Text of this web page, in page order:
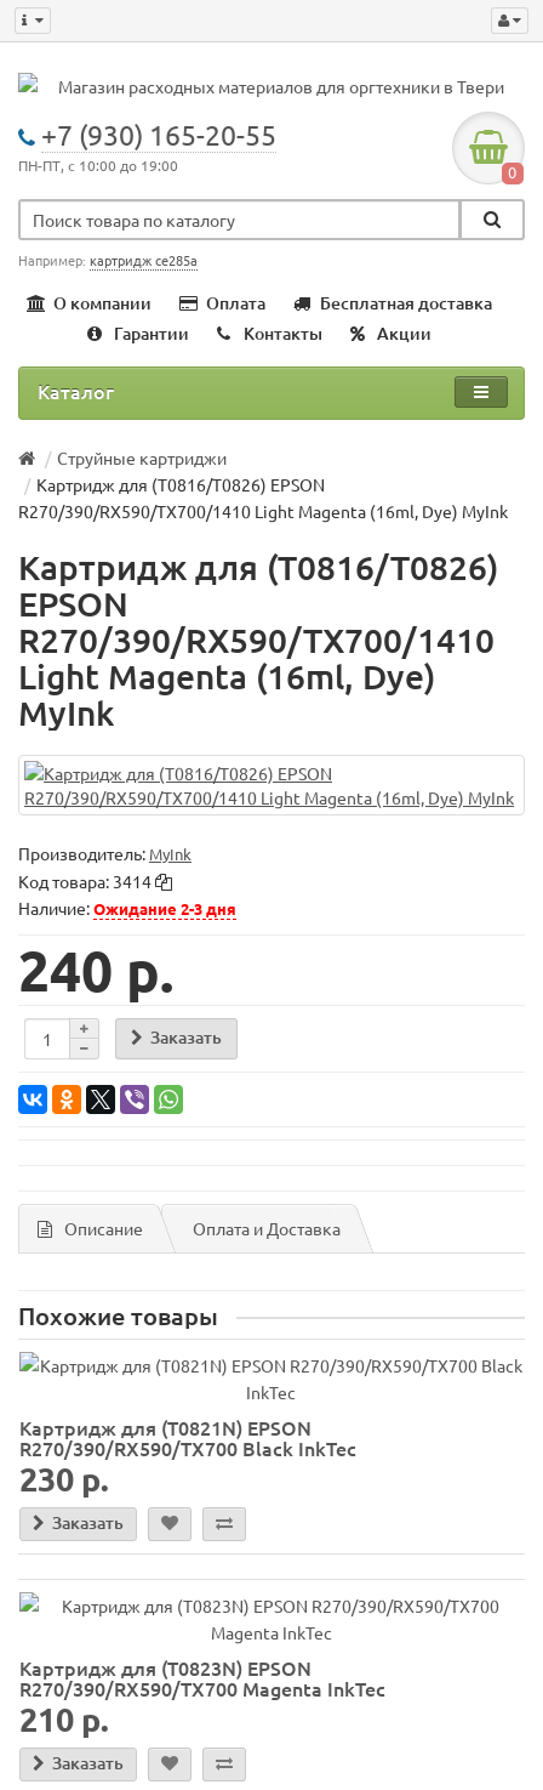
+7 (930) 165-20-55
ПН-ПТ, с 10:00 до 19:00 0
Например: картридж ce285a
О компании Оплата
Бесплатная доставка
Гарантии
Контакты Акции
Каталог
Струйные картриджи
Картридж для (T0816/T0826) EPSON
R270/390/RX590/TX700/1410 Light Magenta (16ml, Dye) MyInk
Картридж для (T0816/T0826)
EPSON
R270/390/RX590/TX700/1410
Light Magenta (16ml, Dye)
MyInk
Производитель: MyInk
Код товара: 3414
Наличие:Ожидание 2-3 дня
240 р.
Заказать
Описание Оплата и Доставка
Похожие товары
Картридж для (T0821N) EPSON
R270/390/RX590/TX700 Black InkTec
230 р.
Заказать
Картридж для (T0823N) EPSON
R270/390/RX590/TX700 Magenta InkTec
210 р.
Заказать